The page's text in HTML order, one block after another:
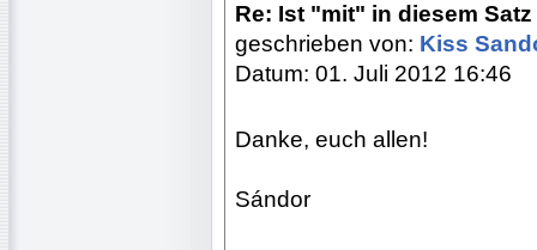
Re: Ist "mit" in diesem
geschrieben von: Kiss
Datum: 01. Juli 2012 16:46
Danke, euch allen!
Sándor